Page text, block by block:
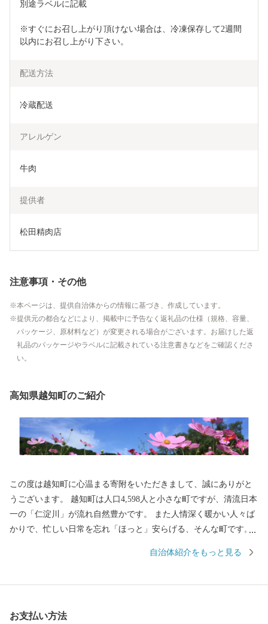
別途ラベルに記載
※すぐにお召し上がり頂けない場合は、冷凍保存して2週間
以内にお召し上がり下さい。
配送方法
冷蔵配送
アレルゲン
牛肉
提供者
松田精肉店
注意事項・その他
本ページは、提供自治体からの情報に基づき、作成しています。
提供元の都合などにより、掲載中に予告なく返礼品の仕様（規格、容量、
パッケージ、原材料など）が変更される場合がございます。お届けした返
礼品のパッケージやラベルに記載されている注意書きなどをご確認くださ
い。
高知県越知町のご紹介
この度は越知町に心温まる寄附をいただきまして、誠にありがと
うございます。 越知町は人口4,598人と小さな町ですが、清流日本
一の「仁淀川」が流れ自然豊かです。 また人情深く暖かい人々ば
かりで、忙しい日常を忘れ「ほっと」安らげる、そんな町です。
自治体紹介をもっと見る
お支払い方法